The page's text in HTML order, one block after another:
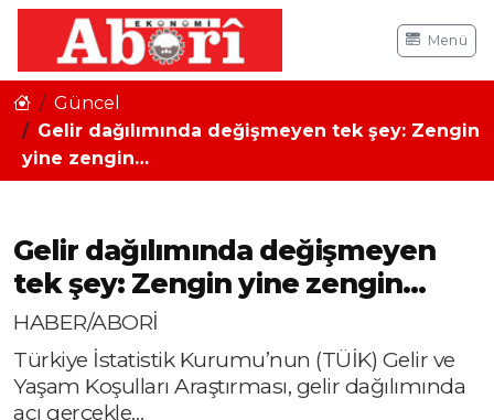
Menü
Güncel
Gelir dağılımında değişmeyen tek şey: Zengin
yine zengin…
Gelir dağılımında değişmeyen
tek şey: Zengin yine zengin…
HABER/ABORİ
Türkiye İstatistik Kurumu’nun (TÜİK) Gelir ve
Yaşam Koşulları Araştırması, gelir dağılımında
acı gerçekle…